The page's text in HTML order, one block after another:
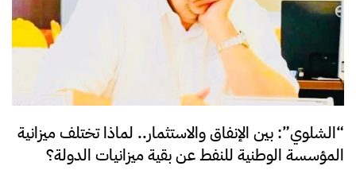
“الشلوي”: بين الإنفاق والاستثمار.. لماذا تختلف ميزانية
المؤسسة الوطنية للنفط عن بقية ميزانيات الدولة؟